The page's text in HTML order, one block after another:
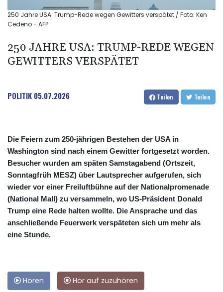
250 Jahre USA: Trump-Rede wegen Gewitters verspätet / Foto: Ken
Cedeno - AFP
250 JAHRE USA: TRUMP-REDE WEGEN
GEWITTERS VERSPÄTET
POLITIK 05.07.2026 Teilen Teilen
Die Feiern zum 250-jährigen Bestehen der USA in
Washington sind nach einem Gewitter fortgesetzt worden.
Besucher wurden am späten Samstagabend (Ortszeit,
Sonntagfrüh MESZ) über Lautsprecher aufgerufen, sich
wieder vor einer Freiluftbühne auf der Nationalpromenade
(National Mall) zu versammeln, wo US-Präsident Donald
Trump eine Rede halten wollte. Die Ansprache und das
anschließende Feuerwerk verspäteten sich um mehr als
eine Stunde.
Hören Hör auf zuzuhören